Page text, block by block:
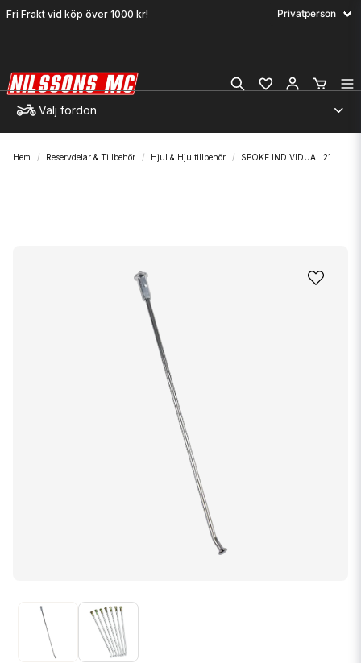
Fri Frakt vid köp över 1000 kr!
Välj fordon
Hem Reservdelar & Tillbehör Hjul & Hjultillbehör SPOKE INDIVIDUAL 21